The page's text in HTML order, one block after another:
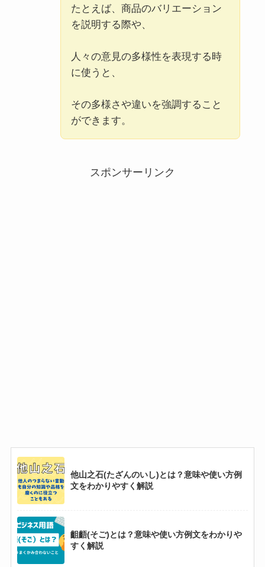
隔靴掻痒(かっかそうよう）の意味や使い方と
来・例文・現代での使い方まで解説
たとえば、商品のバリエーション
を説明する際や、
人々の意見の多様性を表現する時
に使うと、
その多様さや違いを強調すること
ができます。
スポンサーリンク
他山之石(たざんのいし)とは？意味や使い方例
文をわかりやすく解説
齟齬(そご)とは？意味や使い方例文をわかりや
すく解説